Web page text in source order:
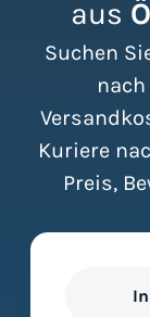
Resources
aus
Suchen
Kuriere
Preis,